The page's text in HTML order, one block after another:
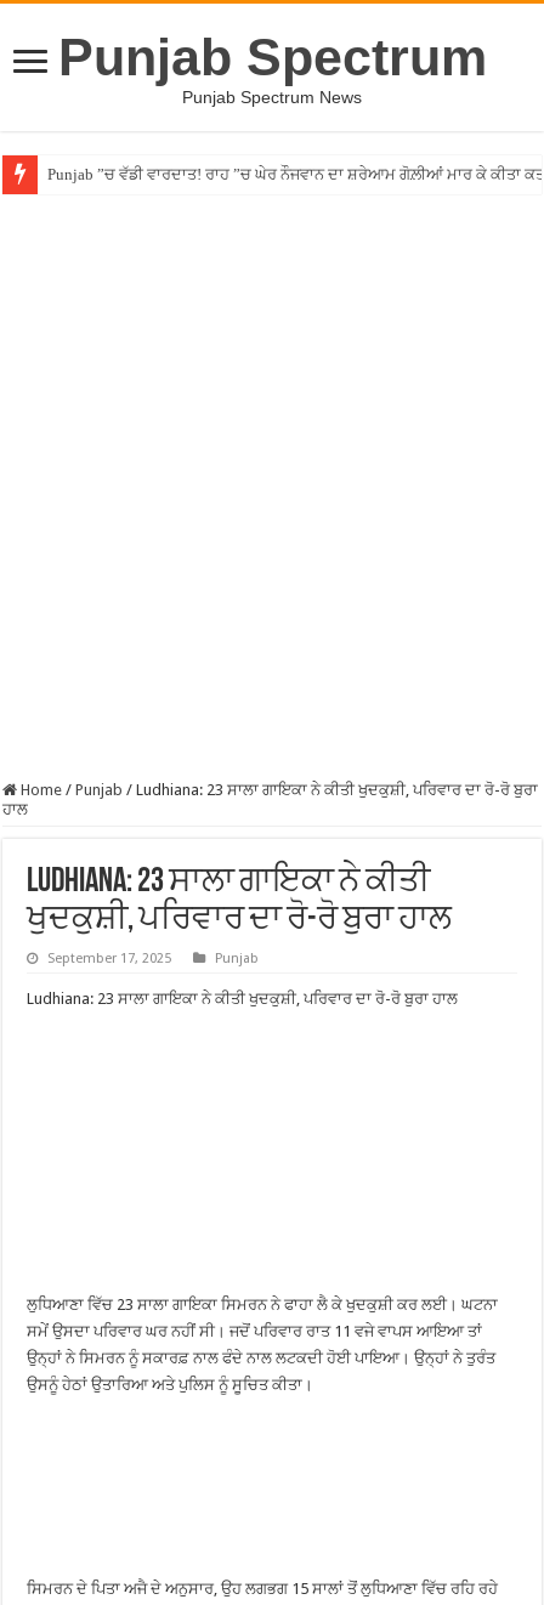
Punjab Spectrum
Punjab Spectrum News
Punjab ”ਚ ਵੱਡੀ ਵਾਰਦਾਤ! ਰਾਹ ”ਚ ਘੇਰ ਨੌਜਵਾਨ ਦਾ ਸ਼ਰੇਆਮ ਗੋਲ਼ੀਆਂ ਮਾਰ ਕੇ ਕੀਤਾ
Home / Punjab / Ludhiana: 23 ਸਾਲਾ ਗਾਇਕਾ ਨੇ ਕੀਤੀ ਖੁਦਕੁਸ਼ੀ, ਪਰਿਵਾਰ ਦਾ ਰੋ-ਰੋ ਬੁਰਾ
ਹਾਲ
Ludhiana: 23 ਸਾਲਾ ਗਾਇਕਾ ਨੇ ਕੀਤੀ
ਖੁਦਕੁਸ਼ੀ, ਪਰਿਵਾਰ ਦਾ ਰੋ-ਰੋ ਬੁਰਾ ਹਾਲ
September 17, 2025 Punjab
Ludhiana: 23 ਸਾਲਾ ਗਾਇਕਾ ਨੇ ਕੀਤੀ ਖੁਦਕੁਸ਼ੀ, ਪਰਿਵਾਰ ਦਾ ਰੋ-ਰੋ ਬੁਰਾ ਹਾਲ
ਲੁਧਿਆਣਾ ਵਿੱਚ 23 ਸਾਲਾ ਗਾਇਕਾ ਸਿਮਰਨ ਨੇ ਫਾਹਾ ਲੈ ਕੇ ਖੁਦਕੁਸ਼ੀ ਕਰ ਲਈ। ਘਟਨਾ
ਸਮੇਂ ਉਸਦਾ ਪਰਿਵਾਰ ਘਰ ਨਹੀਂ ਸੀ। ਜਦੋਂ ਪਰਿਵਾਰ ਰਾਤ 11 ਵਜੇ ਵਾਪਸ ਆਇਆ ਤਾਂ
ਉਨ੍ਹਾਂ ਨੇ ਸਿਮਰਨ ਨੂੰ ਸਕਾਰਫ਼ ਨਾਲ ਫੰਦੇ ਨਾਲ ਲਟਕਦੀ ਹੋਈ ਪਾਇਆ। ਉਨ੍ਹਾਂ ਨੇ ਤੁਰੰਤ
ਉਸਨੂੰ ਹੇਠਾਂ ਉਤਾਰਿਆ ਅਤੇ ਪੁਲਿਸ ਨੂੰ ਸੂਚਿਤ ਕੀਤਾ।
ਸਿਮਰਨ ਦੇ ਪਿਤਾ ਅਜੈ ਦੇ ਅਨੁਸਾਰ, ਉਹ ਲਗਭਗ 15 ਸਾਲਾਂ ਤੋਂ ਲੁਧਿਆਣਾ ਵਿੱਚ ਰਹਿ ਰਹੇ